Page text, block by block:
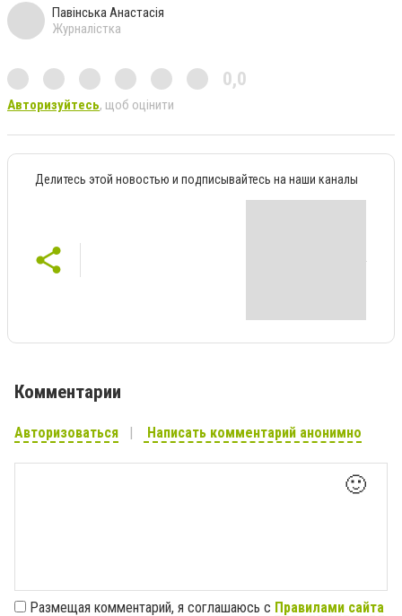
Павінська Анастасія
Журналістка
0,0
Авторизуйтесь, щоб оцінити
Делитесь этой новостью и подписывайтесь на наши каналы
Комментарии
Авторизоваться Написать комментарий анонимно
🙂
Размещая комментарий, я соглашаюсь с Правилами сайта